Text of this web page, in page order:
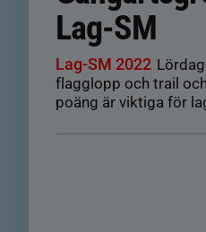
Lag-SM
Lag-SM 2022
flagglopp och trail
poäng är viktiga för